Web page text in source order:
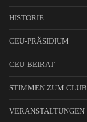
HISTORIE
CEU-PRÄSIDIUM
CEU-BEIRAT
STIMMEN ZUM CLUB
VERANSTALTUNGEN